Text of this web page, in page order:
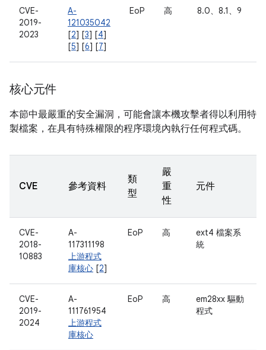
CVE-
2019-
2023
A-
121035042
[2] [3] [4]
[5] [6] [7]
EoP 高 8.0、8.1、9
核心元件
本節中最嚴重的安全漏洞，可能會讓本機攻擊者得以利用特
製檔案，在具有特殊權限的程序環境內執行任何程式碼。
CVE 參考資料
類
型
嚴
重
性
元件
CVE-
2018-
10883
A-
117311198
上游程式
庫核心 [2]
EoP 高
ext4 檔案系
統
CVE-
2019-
2024
A-
111761954
上游程式
庫核心
EoP 高
em28xx 驅動
程式